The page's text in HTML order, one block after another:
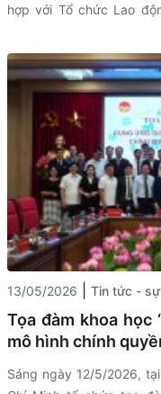
hợp với Tổ chức Lao
viên với chủ đề: “Tập
sinh xã hội và tiền lương
cường hiểu biết của đội
thị trường lao động và
phần nâng cao chất
đề phát triển xã hội
13/05/2026 Tin tức -
Tọa đàm khoa học
mô hình chính
Sáng ngày 12/5/2026,